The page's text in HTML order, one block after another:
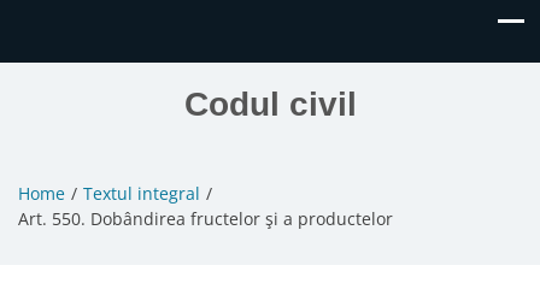
Codul civil
Home
Textul integral
Art. 550. Dobândirea fructelor şi a productelor